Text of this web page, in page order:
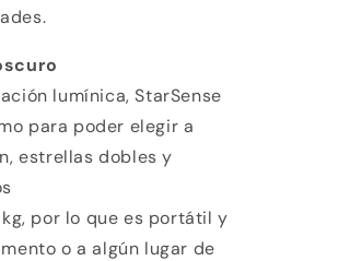
lumínica, StarSense
para poder elegir a
estrellas dobles y
por lo que es portátil y
o a algún lugar de